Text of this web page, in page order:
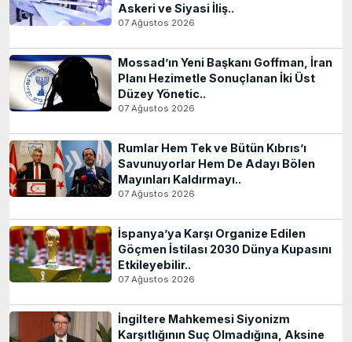
Askeri ve Siyasi İliş..
07 Ağustos 2026
Mossad’ın Yeni Başkanı Goffman, İran
Planı Hezimetle Sonuçlanan İki Üst
Düzey Yönetic..
07 Ağustos 2026
Rumlar Hem Tek ve Bütün Kıbrıs’ı
Savunuyorlar Hem De Adayı Bölen
Mayınları Kaldırmayı..
07 Ağustos 2026
İspanya’ya Karşı Organize Edilen
Göçmen İstilası 2030 Dünya Kupasını
Etkileyebilir..
07 Ağustos 2026
İngiltere Mahkemesi Siyonizm
Karşıtlığının Suç Olmadığına, Aksine